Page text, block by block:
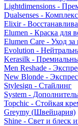
Lightdimensions -
Dualsenses -
Elixir -
Elumen - Краска для
Elumen Care - Уход за
Evolution -
Kerasilk -
Men Reshade -
New Blonde -
Stylesign - Стайлинг
System -
Topchic - Стойкая
Greymy (Швейцария)
Shine - Свет и блеск